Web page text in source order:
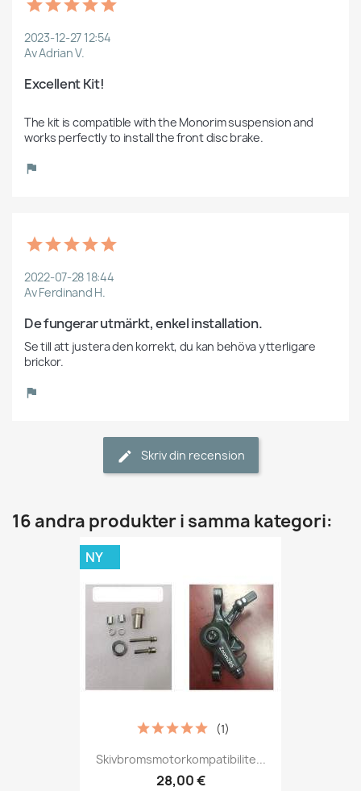
2023-12-27 12:54
Av Adrian V.
Excellent Kit!
The kit is compatible with the Monorim suspension and
works perfectly to install the front disc brake.
2022-07-28 18:44
Av Ferdinand H.
De fungerar utmärkt, enkel installation.
Se till att justera den korrekt, du kan behöva ytterligare
brickor.
Skriv din recension
16 andra produkter i samma kategori:
Skivbromsmotorkompatibilite...
28,00 €
(1)
NY